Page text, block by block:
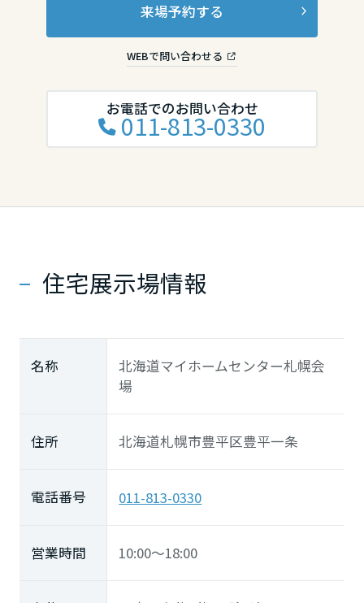
来場予約する
WEBで問い合わせる
お電話でのお問い合わせ
011-813-0330
住宅展示場情報
名称
北海道マイホームセンター札幌会
場
住所 北海道札幌市豊平区豊平一条
電話番号 011-813-0330
営業時間 10:00～18:00